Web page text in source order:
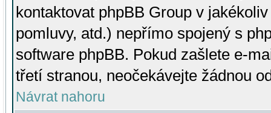
kontaktovat phpBB Group v
pomluvy, atd.) nepřímo spojený s
software phpBB. Pokud zašlete e-
třetí stranou, neočekávejte žádnou
Návrat nahoru